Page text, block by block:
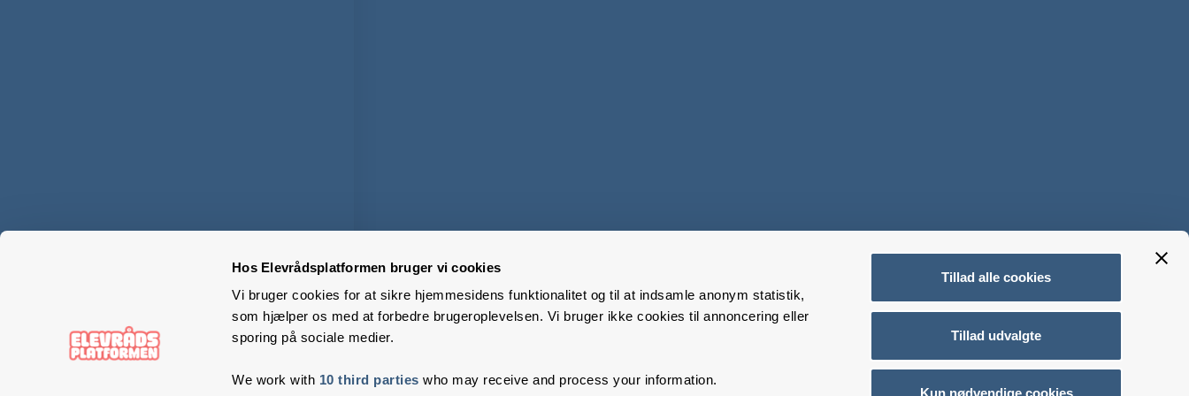
Hos Elevrådsplatformen bruger vi cookies
Vi bruger cookies for at sikre hjemmesidens funktionalitet og til at indsamle anonym statistik,
som hjælper os med at forbedre brugeroplevelsen. Vi bruger ikke cookies til annoncering eller
sporing på sociale medier.
We work with 10 third parties who may receive and process your information.
Tillad alle cookies
Tillad udvalgte
Kun nødvendige cookies